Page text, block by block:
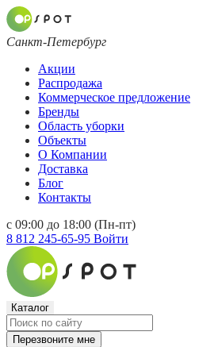
Санкт-Петербург
Акции
Распродажа
Коммерческое предложение
Бренды
Область уборки
Объекты
О Компании
Доставка
Блог
Контакты
с 09:00 до 18:00 (Пн-пт)
8 812 245-65-95 Войти
Каталог
Перезвоните мне